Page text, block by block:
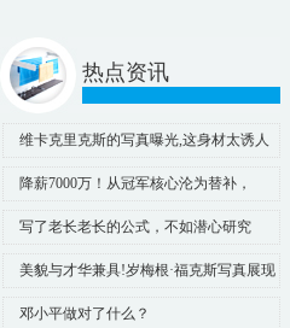
热点资讯
维卡克里克斯的写真曝光,这身材太诱人
了!这谁顶得住嘛!
降薪7000万！从冠军核心沦为替补，
NBA退步最快球星，詹姆斯预言成真
写了老长老长的公式，不如潜心研究
INDIRECT函数
美貌与才华兼具!岁梅根·福克斯写真展现
迷人魅力!
邓小平做对了什么？